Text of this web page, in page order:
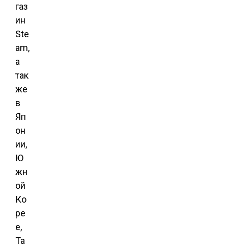
газ
ин
Ste
am,
а
так
же
в
Яп
он
ии,
Ю
жн
ой
Ко
ре
е,
Та